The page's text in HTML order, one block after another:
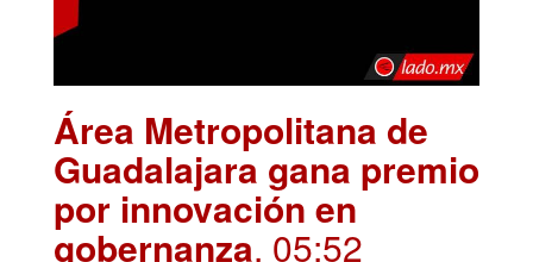
Área Metropolitana de
Guadalajara gana premio
por innovación en
gobernanza. 05:52